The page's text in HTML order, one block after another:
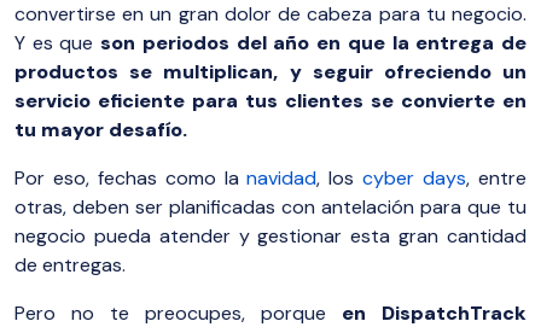
convertirse en un gran dolor de cabeza para tu negocio.
Y es queson periodos del año en que la entrega de
productos se multiplican, y seguir ofreciendo un
servicio eficiente para tus clientes se convierte en
tu mayor desafío.
Por eso, fechas como lanavidad, loscyber days, entre
otras, deben ser planificadas con antelación para que tu
negocio pueda atender y gestionar esta gran cantidad
de entregas.
Pero no te preocupes, porque en DispatchTrack